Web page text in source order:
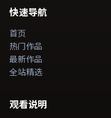
快速导航
首页
热门作品
最新作品
全站精选
观看说明